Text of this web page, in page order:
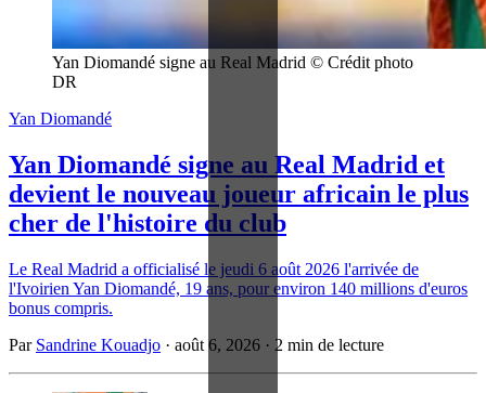
Yan Diomandé signe au Real Madrid © Crédit photo
DR
Yan Diomandé
Yan Diomandé signe au Real Madrid et
devient le nouveau joueur africain le plus
cher de l'histoire du club
Le Real Madrid a officialisé le jeudi 6 août 2026 l'arrivée de
l'Ivoirien Yan Diomandé, 19 ans, pour environ 140 millions d'euros
bonus compris.
Par Sandrine Kouadjo · août 6, 2026 · 2 min de lecture